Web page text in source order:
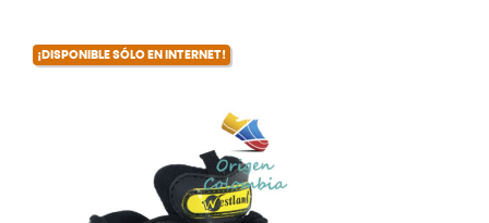
¡DISPONIBLE SÓLO EN INTERNET!